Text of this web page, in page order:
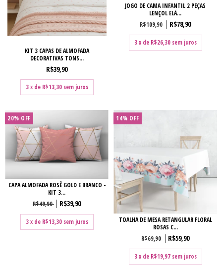
KIT 3 CAPAS DE ALMOFADA
DECORATIVAS TONS...
R$39,90
3 x de R$13,30 sem juros
JOGO DE CAMA INFANTIL 2 PEÇAS
LENÇOL ELÁ...
R$109,90
R$78,90
3 x de R$26,30 sem juros
20% OFF
CAPA ALMOFADA ROSÊ GOLD E BRANCO -
KIT 3...
R$49,90
R$39,90
3 x de R$13,30 sem juros
14% OFF
TOALHA DE MESA RETANGULAR FLORAL
ROSAS C...
R$69,90
R$59,90
3 x de R$19,97 sem juros